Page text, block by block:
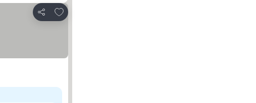
Compartir
Agregar a favoritos